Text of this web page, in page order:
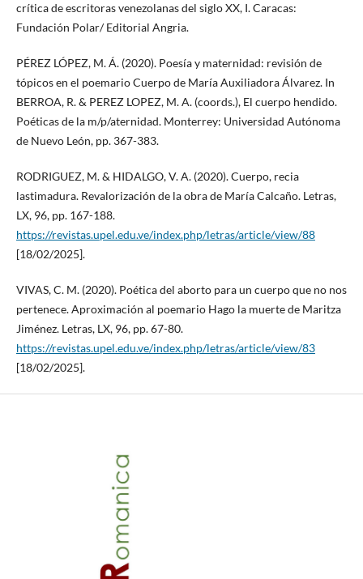
crítica de escritoras venezolanas del siglo XX, I. Caracas:
Fundación Polar/ Editorial Angria.
PÉREZ LÓPEZ, M. Á. (2020). Poesía y maternidad: revisión de
tópicos en el poemario Cuerpo de María Auxiliadora Álvarez. In
BERROA, R. & PEREZ LOPEZ, M. A. (coords.), El cuerpo hendido.
Poéticas de la m/p/aternidad. Monterrey: Universidad Autónoma
de Nuevo León, pp. 367-383.
RODRIGUEZ, M. & HIDALGO, V. A. (2020). Cuerpo, recia
lastimadura. Revalorización de la obra de María Calcaño. Letras,
LX, 96, pp. 167-188.
https://revistas.upel.edu.ve/index.php/letras/article/view/88
[18/02/2025].
VIVAS, C. M. (2020). Poética del aborto para un cuerpo que no nos
pertenece. Aproximación al poemario Hago la muerte de Maritza
Jiménez. Letras, LX, 96, pp. 67-80.
https://revistas.upel.edu.ve/index.php/letras/article/view/83
[18/02/2025].